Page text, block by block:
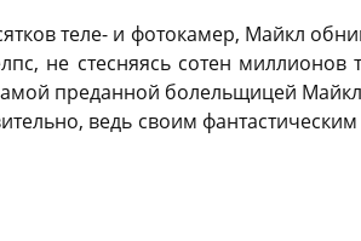
теле- и фотокамер, Майкл
не стесняясь сотен миллионов
преданной болельщицей
ведь своим